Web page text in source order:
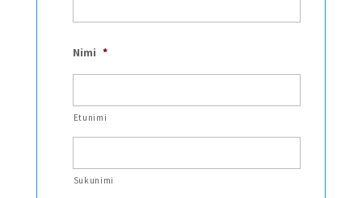
Nimi *
Etunimi
Sukunimi